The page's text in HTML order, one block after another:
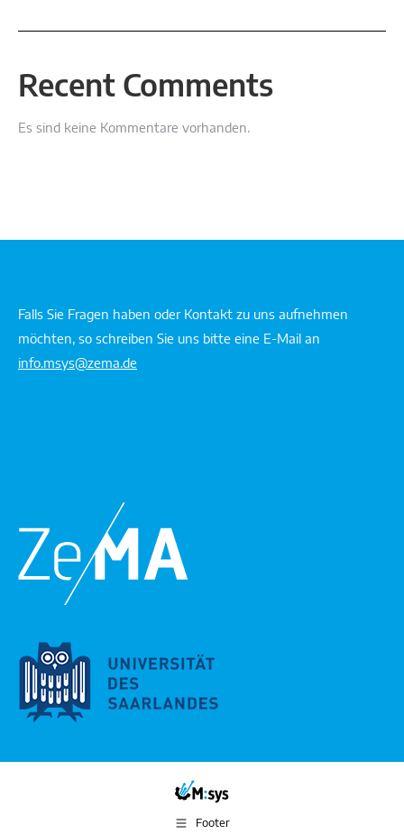
Recent Comments
Es sind keine Kommentare vorhanden.
Falls Sie Fragen haben oder Kontakt zu uns aufnehmen
möchten, so schreiben Sie uns bitte eine E-Mail an
info.msys@zema.de
Footer